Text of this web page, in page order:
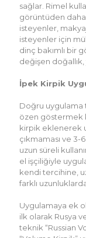
sağlar. Rimel
görüntüden
isteyenler,
isteyenler için
dinç bakımlı bir
değişen
İpek Kirpik
Doğru uygulama
özen göstermek
kirpik eklenerek
çıkmaması ve
uzun süreli
el işçiliğiyle
kendi tercihine,
farklı
Uygulamaya ek
ilk olarak Rusya
teknik “Russian